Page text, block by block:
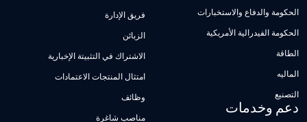
الحكومة والدفاع والاستخبارات
الحكومة الفيدرالية الأمريكية
الطاقة
الماليه
التصنيع
دعم وخدمات
فريق الإدارة
الزبائن
الاشتراك في التثبيتة الإخبارية
امتثال المنتجات الاعتمادات
وظائف
مناصب شاغرة